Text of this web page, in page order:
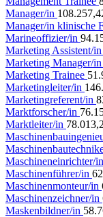
Manager/in
Manager/in klinische
Marineoffizier/in
Marketing Assistent/in
Marketing Manager/in
Marketing Trainee
Marketingleiter/in
Marketingreferent/in
Marktforscher/in
Marktleiter/in
Maschineneinrichter/in
Maschinenführer/in
Maschinenmonteur/in
Maschinenzeichner/in
Maskenbildner/in